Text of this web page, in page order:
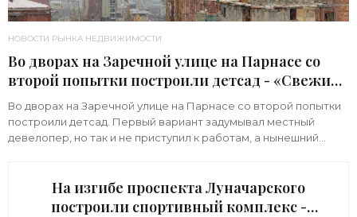
НОВОСТИ РЫНКА НЕДВИЖИМОСТИ
Во дворах на Заречной улице на Парнасе со
второй попытки построили детсад - «Свежие
новости строительства»
Во дворах на Заречной улице на Парнасе со второй попытки
построили детсад. Первый вариант задумывал местный
девелопер, но так и не приступил к работам, а нынешний
На изгибе проспекта Луначарского
построили спортивный комплекс -